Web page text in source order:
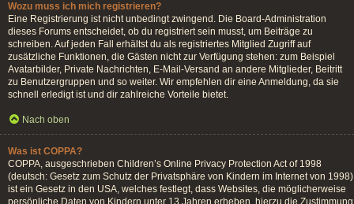
Wozu muss ich mich registrieren?
Eine Registrierung ist nicht unbedingt zwingend. Die Board-Administration
dieses Forums entscheidet, ob du registriert sein musst, um Beiträge zu
schreiben. Auf jeden Fall erhältst du als registriertes Mitglied Zugriff auf
zusätzliche Funktionen, die Gästen nicht zur Verfügung stehen: zum Beispiel
Avatarbilder, Private Nachrichten, E-Mail-Versand an andere Mitglieder, Beitritt
zu Benutzergruppen und so weiter. Wir empfehlen dir eine Anmeldung, da sie
schnell erledigt ist und dir zahlreiche Vorteile bietet.
Nach oben
Was ist COPPA?
COPPA, ausgeschrieben Children’s Online Privacy Protection Act of 1998
(deutsch: Gesetz zum Schutz der Privatsphäre von Kindern im Internet von 1998)
ist ein Gesetz in den USA, welches festlegt, dass Websites, die möglicherweise
persönliche Daten von Kindern unter 13 Jahren erheben, hierzu die Zustimmung